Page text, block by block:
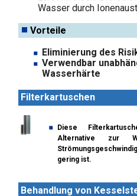
Wasser durch
Vorteile
Eliminierung des
Verwendbar
Wasserhärte
Filterkartuschen
Diese
Alternative zur
gering ist.
Behandlung von